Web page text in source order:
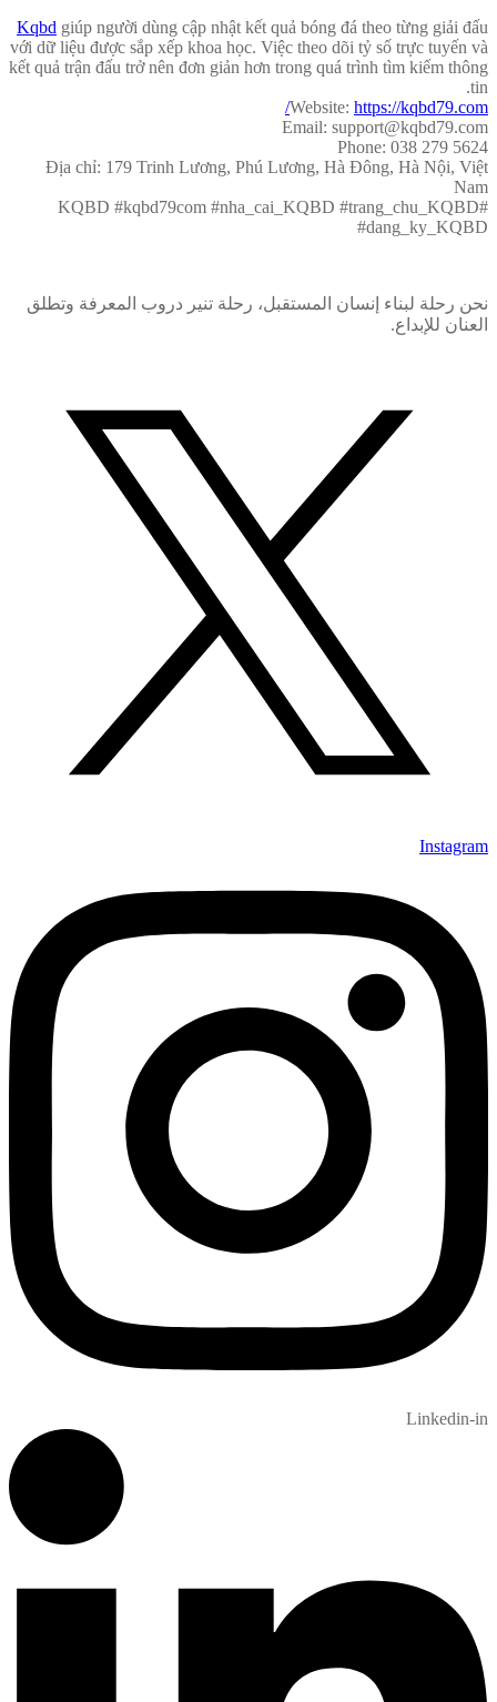
Kqbd giúp người dùng cập nhật kết quả bóng đá theo từng giải đấu
với dữ liệu được sắp xếp khoa học. Việc theo dõi tỷ số trực tuyến và
kết quả trận đấu trở nên đơn giản hơn trong quá trình tìm kiếm thông
tin.
Website: https://kqbd79.com/
Email: support@kqbd79.com
Phone: 038 279 5624
Địa chỉ: 179 Trinh Lương, Phú Lương, Hà Đông, Hà Nội, Việt
Nam
#KQBD #kqbd79com #nha_cai_KQBD #trang_chu_KQBD
#dang_ky_KQBD
نحن رحلة لبناء إنسان المستقبل، رحلة تنير دروب المعرفة وتطلق
العنان للإبداع.
Instagram
Linkedin-in